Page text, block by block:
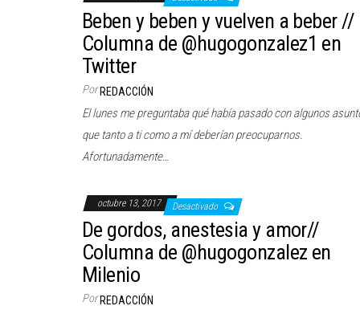
Beben y beben y vuelven a beber //
Columna de @hugogonzalez1 en
Twitter
Por REDACCIÓN
El lunes me preguntaba qué había pasado con algunos
que tanto a ti como a mí deberían preocuparnos.
Afortunadamente…
octubre 13, 2017 Desactivado
De gordos, anestesia y amor//
Columna de @hugogonzalez en
Milenio
Por REDACCIÓN